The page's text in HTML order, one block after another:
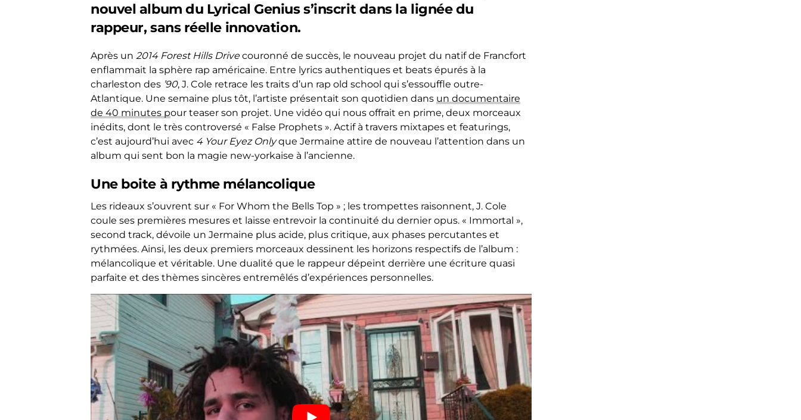
nouvel album du Lyrical Genius s’inscrit dans la lignée du
rappeur, sans réelle innovation.
Après un 2014 Forest Hills Drivecouronné de succès, le nouveau projet du natif de Francfort
enflammait la sphère rap américaine. Entre lyrics authentiques et beats épurés à la
charleston des ’90, J. Cole retrace les traits d’un rap old school qui s’essouffle outre-
Atlantique. Une semaine plus tôt, l’artiste présentait son quotidien dans un documentaire
de 40 minutes pour teaser son projet. Une vidéo qui nous offrait en prime, deux morceaux
inédits, dont le très controversé « False Prophets ». Actif à travers mixtapes et featurings,
c’est aujourd’hui avec 4 Your Eyez Onlyque Jermaine attire de nouveau l’attention dans un
album qui sent bon la magie new-yorkaise à l’ancienne.
Une boite à rythme mélancolique
Les rideaux s’ouvrent sur « For Whom the Bells Top » ; les trompettes raisonnent, J. Cole
coule ses premières mesures et laisse entrevoir la continuité du dernier opus. « Immortal »,
second track, dévoile un Jermaine plus acide, plus critique, aux phases percutantes et
rythmées. Ainsi, les deux premiers morceaux dessinent les horizons respectifs de l’album :
mélancolique et véritable. Une dualité que le rappeur dépeint derrière une écriture quasi
parfaite et des thèmes sincères entremêlés d’expériences personnelles.